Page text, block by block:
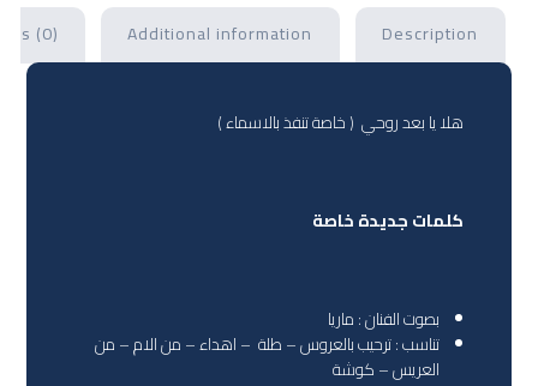
Description
Additional information
(0)
هلا يا بعد روحي ( خاصة تنفذ بالاسماء )
كلمات جديدة خاصة
بصوت الفنان : ماريا
تناسب : ترحيب بالعروس – طلة – اهداء – من الام – من
العريس – كوشة